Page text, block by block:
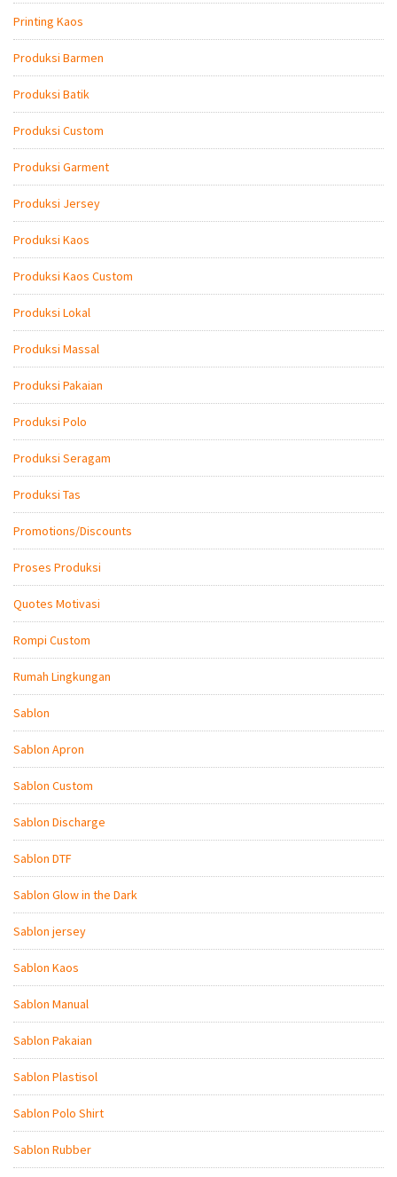
Printing Kaos
Produksi Barmen
Produksi Batik
Produksi Custom
Produksi Garment
Produksi Jersey
Produksi Kaos
Produksi Kaos Custom
Produksi Lokal
Produksi Massal
Produksi Pakaian
Produksi Polo
Produksi Seragam
Produksi Tas
Promotions/Discounts
Proses Produksi
Quotes Motivasi
Rompi Custom
Rumah Lingkungan
Sablon
Sablon Apron
Sablon Custom
Sablon Discharge
Sablon DTF
Sablon Glow in the Dark
Sablon jersey
Sablon Kaos
Sablon Manual
Sablon Pakaian
Sablon Plastisol
Sablon Polo Shirt
Sablon Rubber